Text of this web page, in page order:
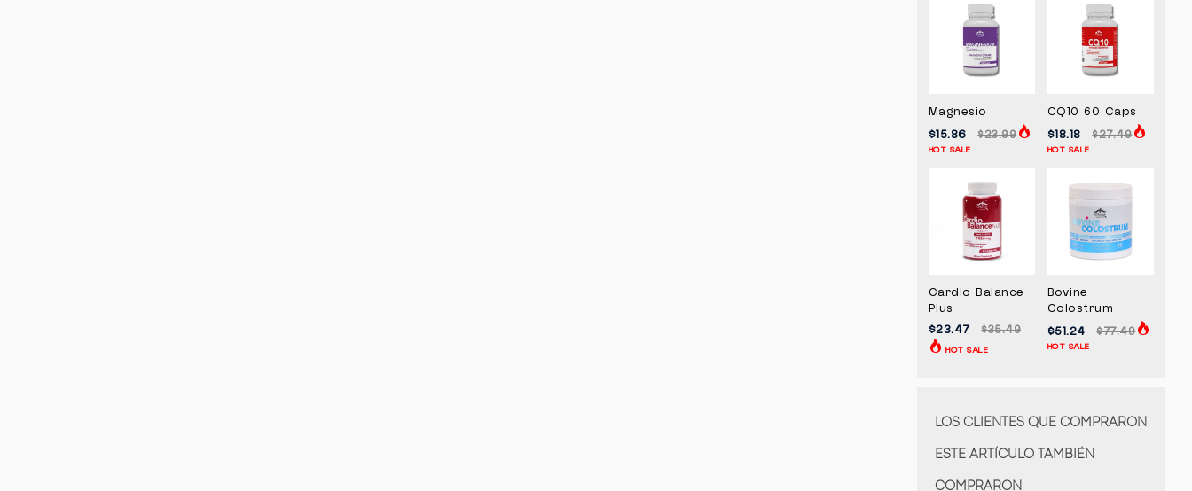
Magnesio
$15.86 $23.99
HOT SALE
CQ10 60 Caps
$18.18 $27.49
HOT SALE
Cardio Balance
Plus
$23.47 $35.49
HOT SALE
Bovine
Colostrum
$51.24 $77.49
HOT SALE
LOS CLIENTES QUE COMPRARON
ESTE ARTÍCULO TAMBIÉN
COMPRARON